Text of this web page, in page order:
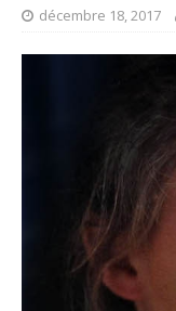
décembre 18, 2017